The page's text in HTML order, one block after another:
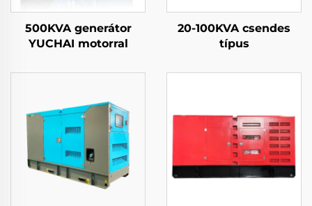
500KVA generátor
YUCHAI motorral
20-100KVA csendes
típus